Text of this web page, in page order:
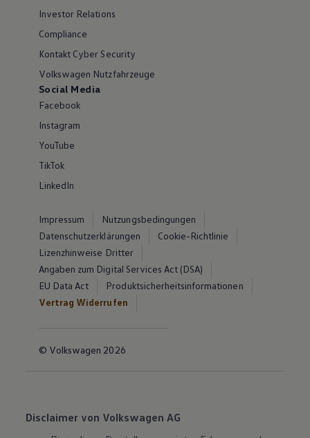
Investor Relations
Compliance
Kontakt Cyber Security
Volkswagen Nutzfahrzeuge
Social Media
Facebook
Instagram
YouTube
TikTok
LinkedIn
Impressum
Nutzungsbedingungen
Datenschutzerklärungen
Cookie-Richtlinie
Lizenzhinweise Dritter
Angaben zum Digital Services Act (DSA)
EU Data Act
Produktsicherheitsinformationen
Vertrag Widerrufen
© Volkswagen 2026
Disclaimer von Volkswagen AG